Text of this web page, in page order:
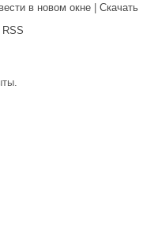
в новом окне
Скачать
RSS